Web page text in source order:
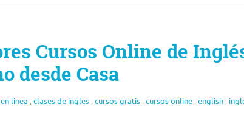
Cursos Online de
desde Casa
linea ,clases de ingles ,cursos gratis ,cursos online ,english ,